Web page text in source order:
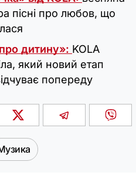
пісні про любов, що
дитину»: KOLA
який новий етап
попереду